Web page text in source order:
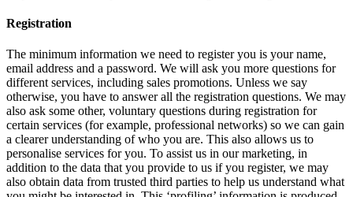
Registration
The minimum information we need to register you is your name,
email address and a password. We will ask you more questions for
different services, including sales promotions. Unless we say
otherwise, you have to answer all the registration questions. We may
also ask some other, voluntary questions during registration for
certain services (for example, professional networks) so we can gain
a clearer understanding of who you are. This also allows us to
personalise services for you. To assist us in our marketing, in
addition to the data that you provide to us if you register, we may
also obtain data from trusted third parties to help us understand what